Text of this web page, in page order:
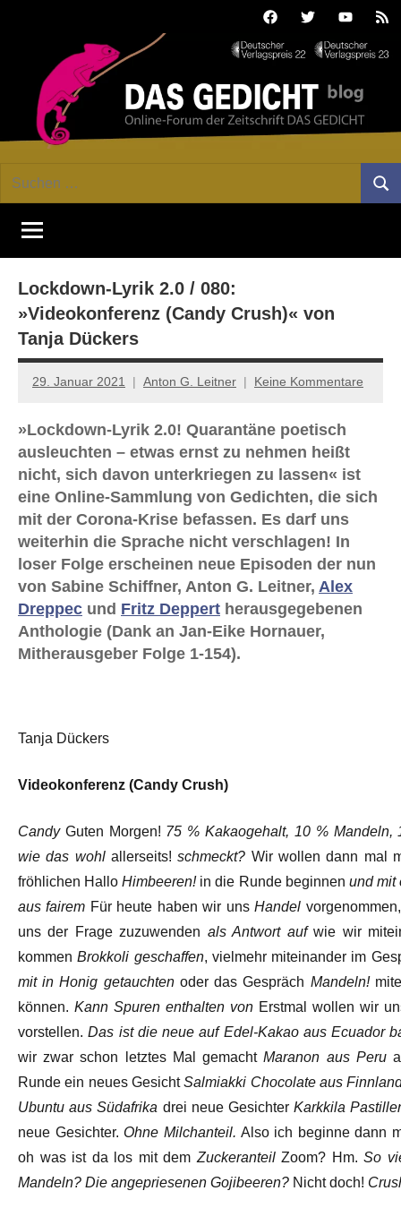
FacebookTwitterYoutube
GEDICHT
blog
Forum
von
DAS
Lyrik,
Essay
Suchen
Lockdown-Lyrik 2.0 / 080:
»Videokonferenz (Candy Crush)« von
Tanja Dückers
29. Januar 2021 Anton G. Leitner Keine Kommentare
»Lockdown-Lyrik 2.0! Quarantäne poetisch
ausleuchten – etwas ernst zu nehmen heißt
nicht, sich davon unterkriegen zu lassen« ist
eine Online-Sammlung von Gedichten, die sich
mit der Corona-Krise befassen. Es darf uns
weiterhin die Sprache nicht verschlagen! In
loser Folge erscheinen neue Episoden der nun
von Sabine Schiffner, Anton G. Leitner, Alex
Dreppec und Fritz Deppert herausgegebenen
Anthologie (Dank an Jan-Eike Hornauer,
Mitherausgeber Folge 1-154).
Tanja Dückers
Videokonferenz (Candy Crush)
CandyGuten Morgen! 75 % Kakaogehalt, 10 % Mandeln,
wie das wohlallerseits!schmeckt? Wir wollen dann mal
fröhlichen HalloHimbeeren!in die Runde beginnen und mit
aus fairem Für heute haben wir unsHandel
uns der Frage zuzuwenden als Antwort aufwie wir
kommenBrokkoli geschaffen, vielmehr miteinander im
mit in Honig getauchtenoder das Gespräch Mandeln!
können. Kann Spuren enthalten von Erstmal wollen wir
vorstellen.Das ist die neue auf Edel-Kakao aus Ecuador
wir zwar schon letztes Mal gemachtMaranon aus Peru
Runde ein neues GesichtSalmiakki Chocolate aus
Ubuntu aus Südafrika drei neue GesichterKarkkila
neue Gesichter. Ohne Milchanteil. Also ich beginne dann
oh was ist da los mit dem ZuckeranteilZoom? Hm. So
Mandeln? Die angepriesenen Gojibeeren? Nicht doch!